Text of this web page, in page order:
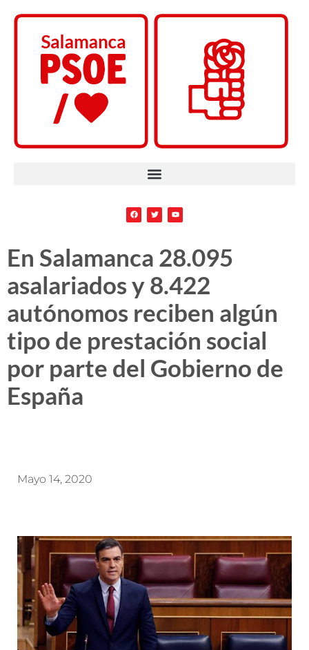
En Salamanca 28.095
asalariados y 8.422
autónomos reciben algún
tipo de prestación social
por parte del Gobierno de
España
Mayo 14, 2020